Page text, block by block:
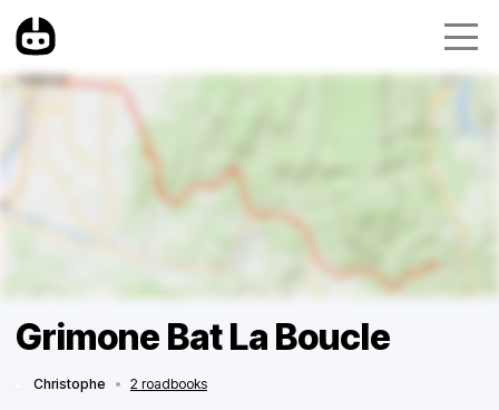
Grimone Bat La Boucle
Christophe • 2 roadbooks